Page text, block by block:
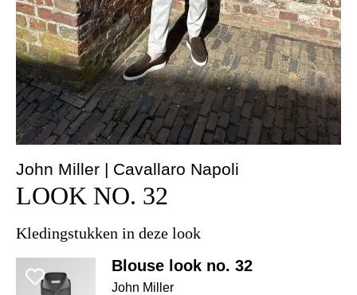
John Miller | Cavallaro Napoli
LOOK NO. 32
Kledingstukken in deze look
Blouse look no. 32
John Miller